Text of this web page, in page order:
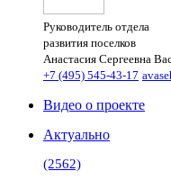
Руководитель отдела
развития поселков
Анастасия Сергеевна
+7 (495) 545-43-17
Видео о проекте
Актуально
(2562)